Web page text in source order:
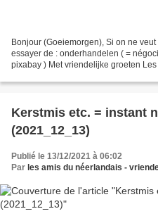
Bonjour (Goeiemorgen), Si on ne
essayer de : onderhandelen ( =
pixabay ) Met vriendelijke groeten
Kerstmis etc. = instant
(2021_12_13)
Publié le 13/12/2021 à 06:02
Par les amis du néerlandais -